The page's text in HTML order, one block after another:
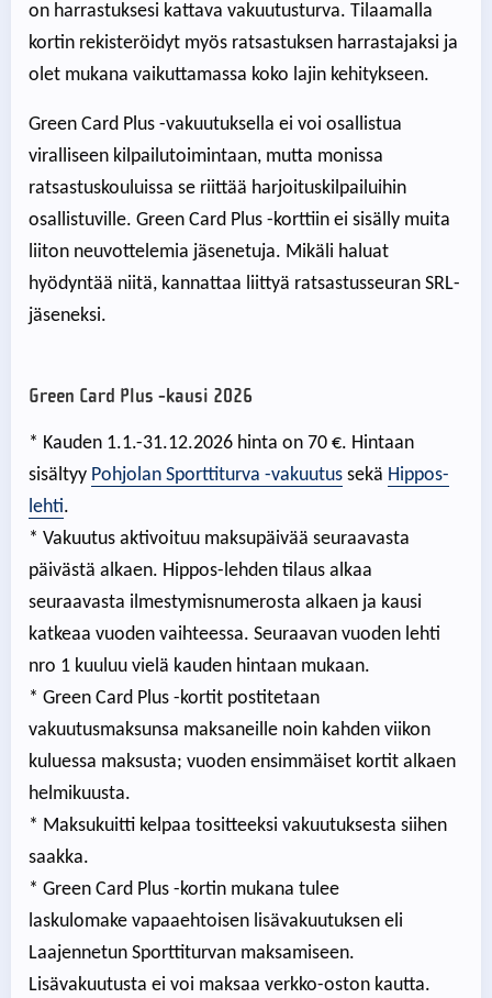
on harrastuksesi kattava vakuutusturva. Tilaamalla
kortin rekisteröidyt myös ratsastuksen harrastajaksi ja
olet mukana vaikuttamassa koko lajin kehitykseen.
Green Card Plus -vakuutuksella ei voi osallistua
viralliseen kilpailutoimintaan, mutta monissa
ratsastuskouluissa se riittää harjoituskilpailuihin
osallistuville. Green Card Plus -korttiin ei sisälly muita
liiton neuvottelemia jäsenetuja. Mikäli haluat
hyödyntää niitä, kannattaa liittyä ratsastusseuran SRL-
jäseneksi.
Green Card Plus -kausi 2026
* Kauden 1.1.-31.12.2026 hinta on 70 €. Hintaan
sisältyy Pohjolan Sporttiturva -vakuutus sekä Hippos-
lehti.
* Vakuutus aktivoituu maksupäivää seuraavasta
päivästä alkaen. Hippos-lehden tilaus alkaa
seuraavasta ilmestymisnumerosta alkaen ja kausi
katkeaa vuoden vaihteessa. Seuraavan vuoden lehti
nro 1 kuuluu vielä kauden hintaan mukaan.
* Green Card Plus -kortit postitetaan
vakuutusmaksunsa maksaneille noin kahden viikon
kuluessa maksusta; vuoden ensimmäiset kortit alkaen
helmikuusta.
* Maksukuitti kelpaa tositteeksi vakuutuksesta siihen
saakka.
* Green Card Plus -kortin mukana tulee
laskulomake vapaaehtoisen lisävakuutuksen eli
Laajennetun Sporttiturvan maksamiseen.
Lisävakuutusta ei voi maksaa verkko-oston kautta.